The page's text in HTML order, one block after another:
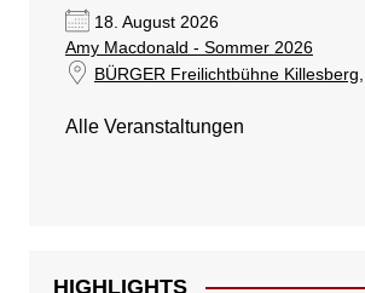
18. August 2026
Amy Macdonald - Sommer 2026
BÜRGER Freilichtbühne Killesberg
Alle Veranstaltungen
HIGHLIGHTS